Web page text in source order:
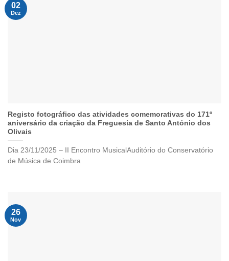
Registo fotográfico das atividades comemorativas do 171º
aniversário da criação da Freguesia de Santo António dos
Olivais
Dia 23/11/2025 – II Encontro MusicalAuditório do Conservatório
de Música de Coimbra
02
Dez
26
Nov